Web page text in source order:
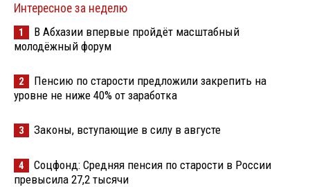
Интересное за неделю
1
В Абхазии впервые пройдёт масштабный
молодёжный форум
2
Пенсию по старости предложили закрепить на
уровне не ниже 40% от заработка
3 Законы, вступающие в силу в августе
4
Соцфонд: Средняя пенсия по старости в России
превысила 27,2 тысячи